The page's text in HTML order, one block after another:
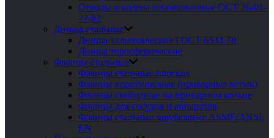
Отводы и колена штампованные ОСТ 26-01-
22-82
Днища стальные
Днища эллиптические ГОСТ 6533-78
Днища торосферические
Фланцы стальные
Фланцы стальные плоские
Фланцы воротниковые (приварные встык)
Фланцы свободные на приварном кольце
Фланцы для сосудов и аппаратов
Фланцы стальные зарубежные ASME/ANSI,
EN